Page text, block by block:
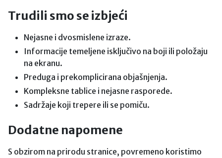
Trudili smo se izbjeći
Nejasne i dvosmislene izraze.
Informacije temeljene isključivo na boji ili položaju
na ekranu.
Preduga i prekomplicirana objašnjenja.
Kompleksne tablice i nejasne rasporede.
Sadržaje koji trepere ili se pomiču.
Dodatne napomene
S obzirom na prirodu stranice, povremeno koristimo